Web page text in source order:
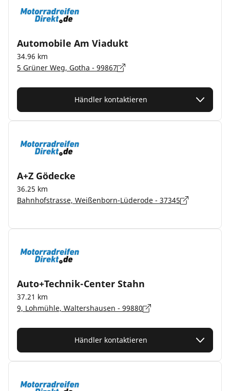
Automobile Am Viadukt
34.96 km
5 Grüner Weg, Gotha - 99867
Händler kontaktieren
A+Z Gödecke
36.25 km
Bahnhofstrasse, Weißenborn-Lüderode - 37345
Auto+Technik-Center Stahn
37.21 km
9, Lohmühle, Waltershausen - 99880
Händler kontaktieren